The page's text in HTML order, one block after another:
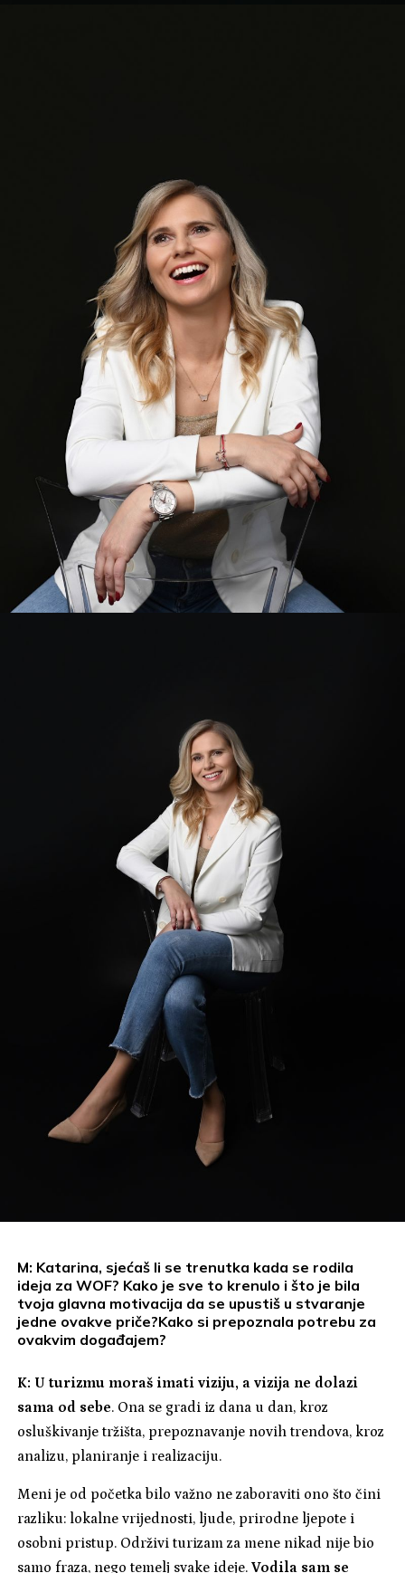
M: Katarina, sjećaš li se trenutka kada se rodila
ideja za WOF? Kako je sve to krenulo i što je bila
tvoja glavna motivacija da se upustiš u stvaranje
jedne ovakve priče?Kako si prepoznala potrebu za
ovakvim događajem?
K: U turizmu moraš imati viziju, a vizija ne dolazi
sama od sebe. Ona se gradi iz dana u dan, kroz
osluškivanje tržišta, prepoznavanje novih trendova, kroz
analizu, planiranje i realizaciju.
Meni je od početka bilo važno ne zaboraviti ono što čini
razliku: lokalne vrijednosti, ljude, prirodne ljepote i
osobni pristup. Održivi turizam za mene nikad nije bio
samo fraza, nego temelj svake ideje.Vodila sam se